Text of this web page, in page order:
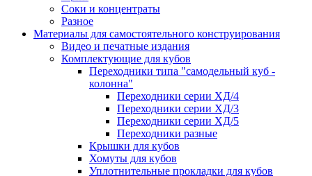
Соки и концентраты
Разное
Материалы для самостоятельного конструирования
Видео и печатные издания
Комплектующие для кубов
Переходники типа "самодельный куб -
колонна"
Переходники серии ХД/4
Переходники серии ХД/3
Переходники серии ХД/5
Переходники разные
Крышки для кубов
Хомуты для кубов
Уплотнительные прокладки для кубов